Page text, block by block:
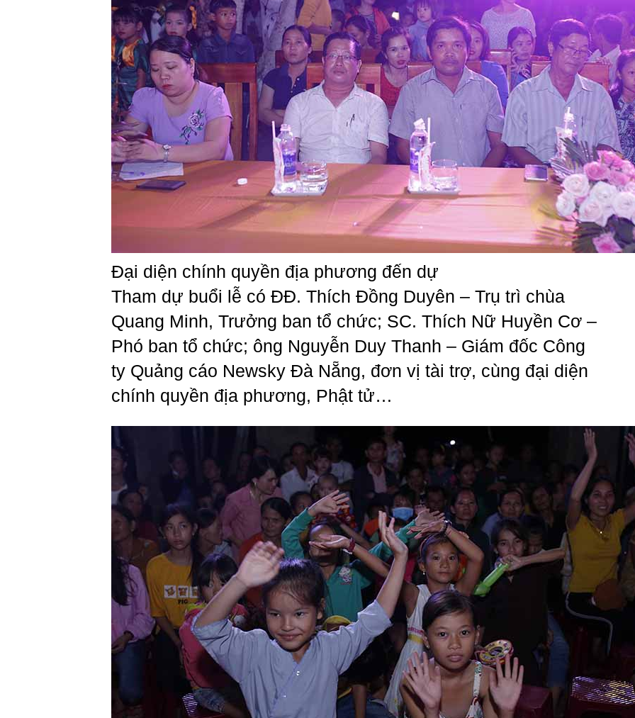
Đại diện chính quyền địa phương đến dự
Tham dự buổi lễ có ĐĐ. Thích Đồng Duyên – Trụ trì chùa
Quang Minh, Trưởng ban tổ chức; SC. Thích Nữ Huyền Cơ –
Phó ban tổ chức; ông Nguyễn Duy Thanh – Giám đốc Công
ty Quảng cáo Newsky Đà Nẵng, đơn vị tài trợ, cùng đại diện
chính quyền địa phương, Phật tử…